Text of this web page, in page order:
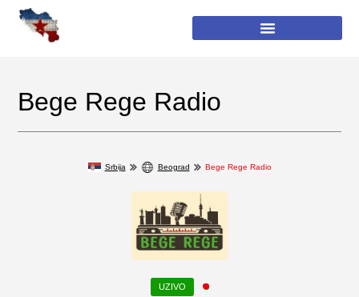
Bege Rege Radio
Srbija Beograd Bege Rege Radio